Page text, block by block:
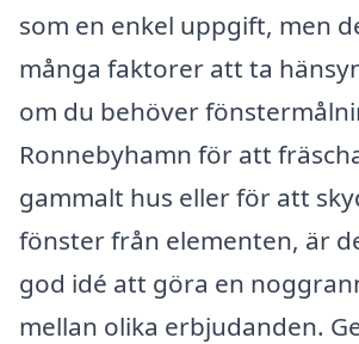
som en enkel uppgift, men
många faktorer att ta
om du behöver
Ronnebyhamn för att
gammalt hus eller för att
fönster från elementen, är
god idé att göra en
mellan olika erbjudanden.